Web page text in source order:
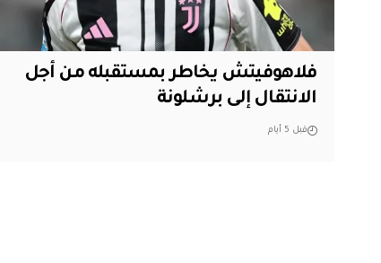
فلاهوفيتش يخاطر بمستقبله من أجل
الانتقال إلى برشلونة
قبل 5 أيام